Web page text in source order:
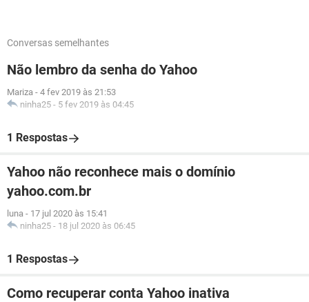
Conversas semelhantes
Não lembro da senha do Yahoo
Mariza - 4 fev 2019 às 21:53
ninha25 - 5 fev 2019 às 04:45
1 Respostas
Yahoo não reconhece mais o domínio
yahoo.com.br
luna - 17 jul 2020 às 15:41
ninha25 - 18 jul 2020 às 06:45
1 Respostas
Como recuperar conta Yahoo inativa